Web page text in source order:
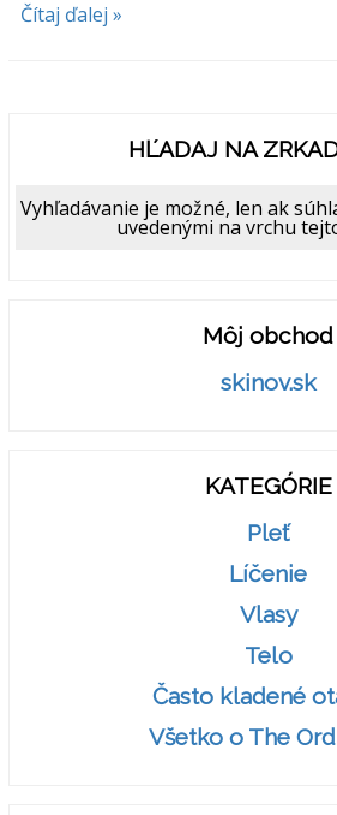
Čítaj ďalej »
HĽADAJ NA
Vyhľadávanie je možné, len ak
uvedenými na vrchu
Môj obchod
skinov.sk
KATEGÓRIE
Pleť
Líčenie
Vlasy
Telo
Často kladené
Všetko o The